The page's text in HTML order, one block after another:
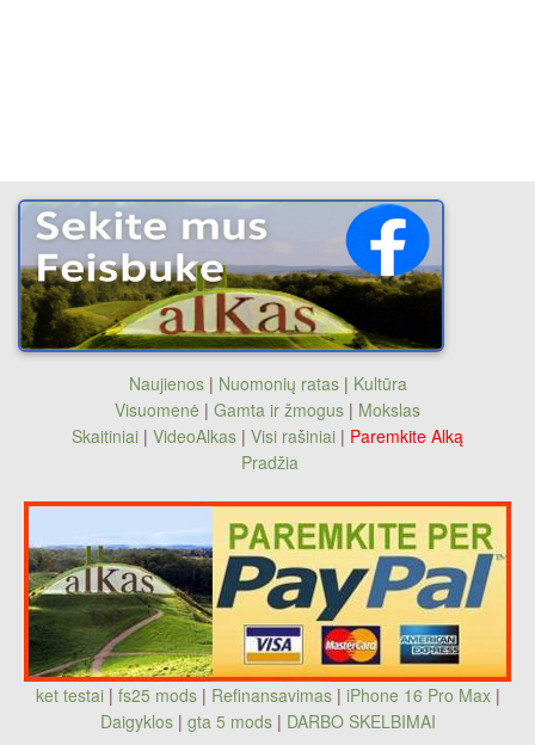
Naujienos| Nuomonių ratas| Kultūra
Visuomenė | Gamta ir žmogus | Mokslas
Skaitiniai | VideoAlkas | Visi rašiniai | Paremkite Alką
Pradžia
ket testai | fs25 mods| Refinansavimas| iPhone 16 Pro Max|
Daigyklos| gta 5 mods | DARBO SKELBIMAI